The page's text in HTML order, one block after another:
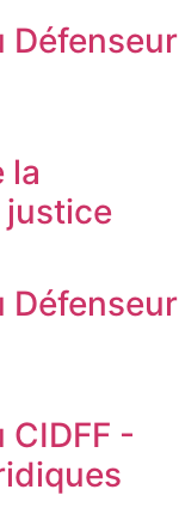
Défenseur
la
Défenseur
CIDFF -